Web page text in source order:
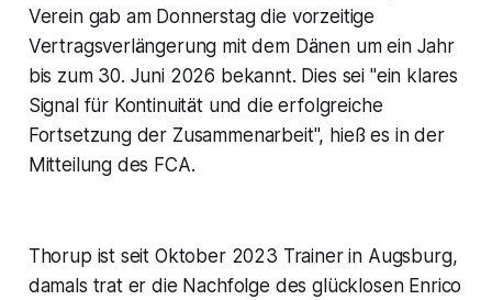
Verein gab am Donnerstag die vorzeitige
Vertragsverlängerung mit dem Dänen um ein Jahr
bis zum 30. Juni 2026 bekannt. Dies sei "ein klares
Signal für Kontinuität und die erfolgreiche
Fortsetzung der Zusammenarbeit", hieß es in der
Mitteilung des FCA.
Thorup ist seit Oktober 2023 Trainer in Augsburg,
damals trat er die Nachfolge des glücklosen Enrico